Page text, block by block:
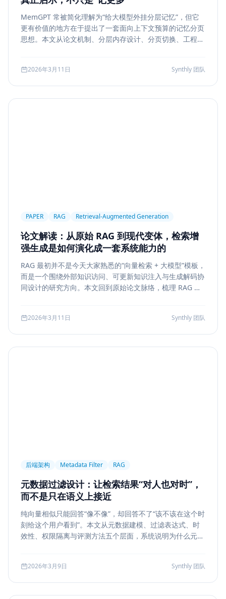
MemGPT 常被简化理解为“给大模型外挂分层记忆”，但它
更有价值的地方在于提出了一套面向上下文预算的记忆分页
思想。本文从论文机制、分层内存设计、分页切换、工程可
2026年3月11日 Synthly 团队
PAPER RAG Retrieval-Augmented Generation
论文解读：从原始 RAG 到现代变体，检索增
强生成是如何演化成一套系统能力的
RAG 最初并不是今天大家熟悉的“向量检索 + 大模型”模板，
而是一个围绕外部知识访问、可更新知识注入与生成解码协
同设计的研究方向。本文回到原始论文脉络，梳理 RAG 如
retrieval 等现代变体，并总结其中真正持续成立的工程原
则。
2026年3月11日 Synthly 团队
后端架构 Metadata Filter RAG
元数据过滤设计：让检索结果“对人也对时”，
而不是只在语义上接近
纯向量相似只能回答“像不像”，却回答不了“该不该在这个时
刻给这个用户看到”。本文从元数据建模、过滤表达式、时
效性、权限隔离与评测方法五个层面，系统说明为什么元数
2026年3月9日 Synthly 团队